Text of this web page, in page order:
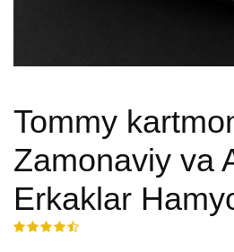
Tommy
Zamonaviy va
Erkaklar